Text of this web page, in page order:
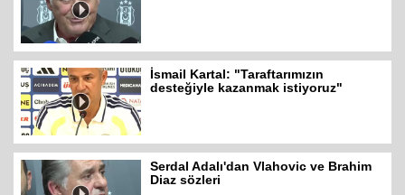
İsmail Kartal: "Taraftarımızın
desteğiyle kazanmak istiyoruz"
Serdal Adalı'dan Vlahovic ve Brahim
Diaz sözleri